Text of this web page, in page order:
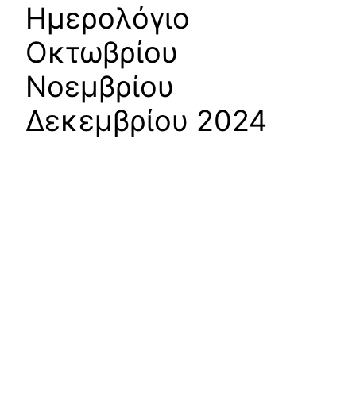
Ημερολόγιο
Οκτωβρίου
Νοεμβρίου
Δεκεμβρίου 2024